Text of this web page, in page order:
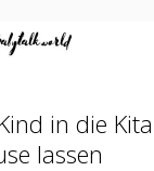
in die
lassen